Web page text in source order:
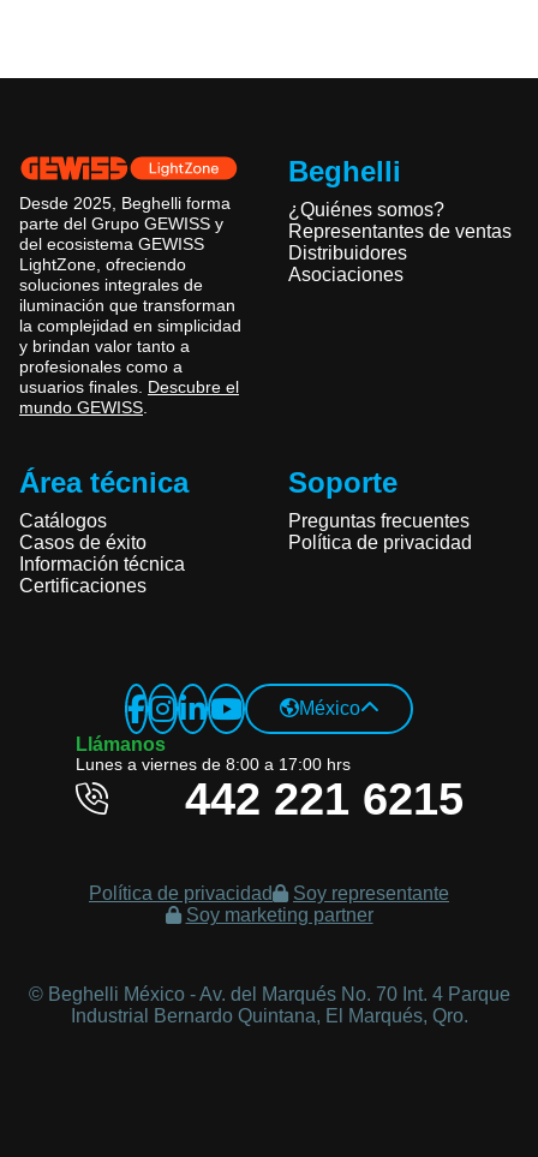
Desde 2025, Beghelli forma
parte del Grupo GEWISS y
del ecosistema GEWISS
LightZone, ofreciendo
soluciones integrales de
iluminación que transforman
la complejidad en simplicidad
y brindan valor tanto a
profesionales como a
usuarios finales.
Descubre el
mundo GEWISS
Beghelli
¿Quiénes somos?
Representantes de ventas
Distribuidores
Asociaciones
Área técnica
Catálogos
Casos de éxito
Información técnica
Certificaciones
Soporte
Preguntas frecuentes
Política de privacidad
MéxicoGlobal Website
Italiano
English
English
Germany
Llámanos
Lunes a viernes de 8:00 a 17:00 hrs
442 221 6215
Política de privacidad
Soy representante
Soy marketing partner
© Beghelli México - Av. del Marqués No. 70 Int. 4 Parque
Industrial Bernardo Quintana, El Marqués, Qro.